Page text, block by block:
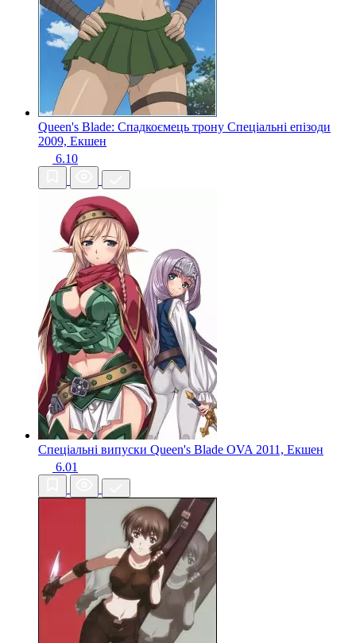
Queen's Blade: Спадкоємець трону Спеціальні епізоди
2009, Екшен
6.10
Спеціальні випуски Queen's Blade OVA 2011, Екшен
6.01